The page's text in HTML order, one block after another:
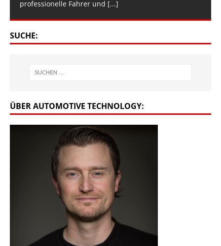
professionelle Fahrer und [...]
SUCHE:
ÜBER AUTOMOTIVE TECHNOLOGY: